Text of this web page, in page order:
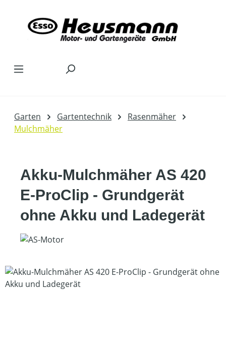
Garten Gartentechnik
Rasenmäher
Mulchmäher
Akku-Mulchmäher AS 420
E-ProClip - Grundgerät
ohne Akku und Ladegerät
Bildergalerie überspringen